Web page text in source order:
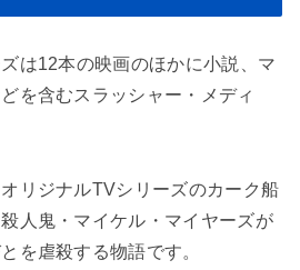
は12本の映画のほかに小説、マ
を含むスラッシャー・メディ
オリジナルTVシリーズのカーク船
人鬼・マイケル・マイヤーズが
を虐殺する物語です。